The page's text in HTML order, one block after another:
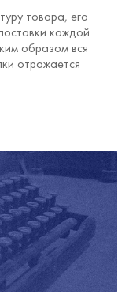
товара, его
каждой
образом вся
отражается